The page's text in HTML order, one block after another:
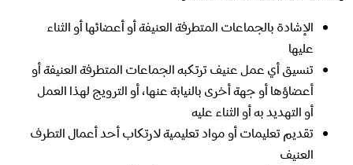
الإشادة بالجماعات المتطرفة العنيفة أو أعضائها أو الثناء
عليها
تنسيق أي عمل عنيف ترتكبه الجماعات المتطرفة العنيفة أو
أعضاؤها أو جهة أخرى بالنيابة عنها، أو الترويج لهذا العمل
أو التهديد به أو الثناء عليه
تقديم تعليمات أو مواد تعليمية لارتكاب أحد أعمال التطرف
العنيف